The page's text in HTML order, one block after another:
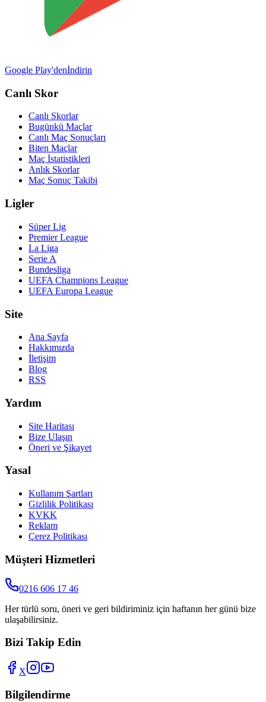
Google Play'denİndirin
Canlı Skor
Canlı Skorlar
Bugünkü Maçlar
Canlı Maç Sonuçları
Biten Maçlar
Maç İstatistikleri
Anlık Skorlar
Maç Sonuç Takibi
Ligler
Süper Lig
Premier League
La Liga
Serie A
Bundesliga
UEFA Champions League
UEFA Europa League
Site
Ana Sayfa
Hakkımızda
İletişim
Blog
RSS
Yardım
Site Haritası
Bize Ulaşın
Öneri ve Şikayet
Yasal
Kullanım Şartları
Gizlilik Politikası
KVKK
Reklam
Çerez Politikası
Müşteri Hizmetleri
0216 606 17 46
Her türlü soru, öneri ve geri bildiriminiz için haftanın her günü bize
ulaşabilirsiniz.
Bizi Takip Edin
X
Bilgilendirme